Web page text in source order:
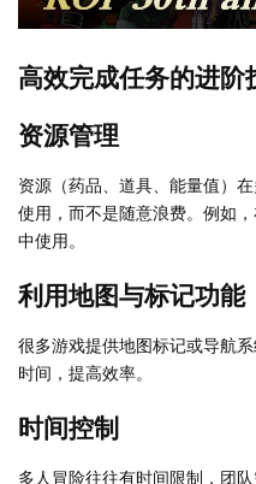
高效完成任务的进阶
资源管理
资源（药品、道具、能量值）
使用，而不是随意浪费。例如
中使用。
利用地图与标记功能
很多游戏提供地图标记或导航
时间，提高效率。
时间控制
多人冒险往往有时间限制，团